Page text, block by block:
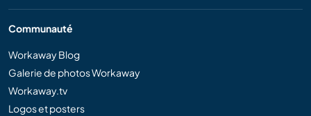
Communauté
Workaway Blog
Galerie de photos Workaway
Workaway.tv
Logos et posters